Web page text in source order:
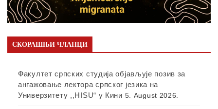
СКОРАШЊИ ЧЛАНЦИ
Факултет српских студија објављује позив за
ангажовање лектора српског језика на
Универзитету ,,HISU“ у Кини 5. August 2026.